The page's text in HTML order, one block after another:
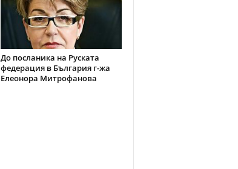
До посланика на Руската
федерация в България г-жа
Елеонора Митрофанова